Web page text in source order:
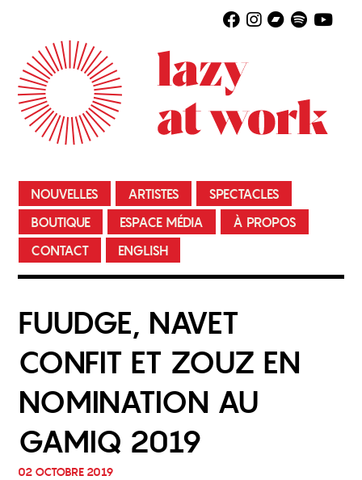
NOUVELLES ARTISTES
SPECTACLES
BOUTIQUE
ESPACE MÉDIA
À PROPOS
CONTACT
ENGLISH
FUUDGE, NAVET
CONFIT ET ZOUZ EN
NOMINATION AU
GAMIQ 2019
02 OCTOBRE 2019